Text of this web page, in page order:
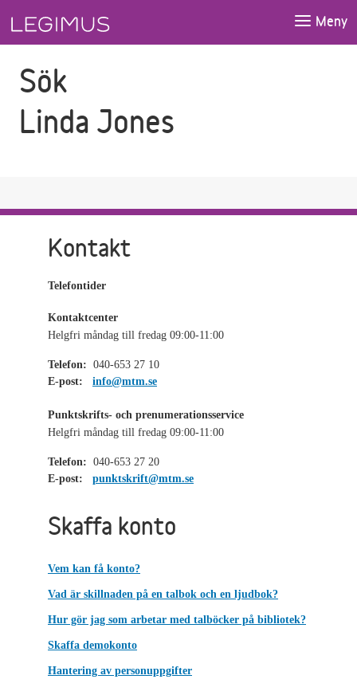
Meny
Sök
Linda Jones
Kontakt
Telefontider
Kontaktcenter
Helgfri måndag till fredag 09:00-11:00
Telefon: 040-653 27 10
E-post:
info@mtm.se
Punktskrifts- och prenumerationsservice
Helgfri måndag till fredag 09:00-11:00
Telefon: 040-653 27 20
E-post:
punktskrift@mtm.se
Skaffa konto
Vem kan få konto?
Vad är skillnaden på en talbok och en ljudbok?
Hur gör jag som arbetar med talböcker på bibliotek?
Skaffa demokonto
Hantering av personuppgifter